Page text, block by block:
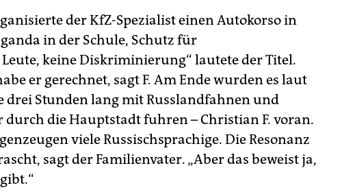
der KfZ-Spezialist einen Autokorso in
in der Schule, Schutz für
keine Diskriminierung“ lautete der Titel.
er gerechnet, sagt F. Am Ende wurden es laut
drei Stunden lang mit Russlandfahnen und
die Hauptstadt fuhren – Christian F. voran.
viele Russischsprachige. Die Resonanz
sagt der Familienvater. „Aber das beweist ja,